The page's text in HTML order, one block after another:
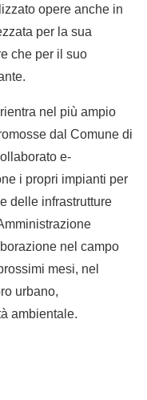
opere anche in
per la sua
che per il suo
nel più ampio
dal Comune di
e-
i propri impianti per
delle infrastrutture
nel campo
mesi, nel
urbano,
ambientale.